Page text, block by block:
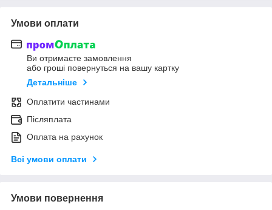
Умови оплати
Ви отримаєте замовлення
або гроші повернуться на вашу картку
Детальніше
Оплатити частинами
Післяплата
Оплата на рахунок
Всі умови оплати
Умови повернення